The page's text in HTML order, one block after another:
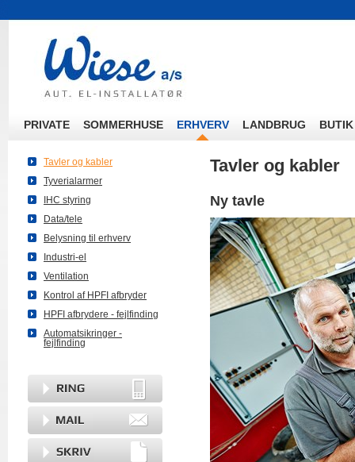
PRIVATE SOMMERHUSE ERHVERV LANDBRUG BUTIK
Tavler og kabler
Tyverialarmer
IHC styring
Data/tele
Belysning til erhverv
Industri-el
Ventilation
Kontrol af HPFI afbryder
HPFI afbrydere - fejlfinding
Automatsikringer -
fejlfinding
Tavler og kabler
Ny tavle